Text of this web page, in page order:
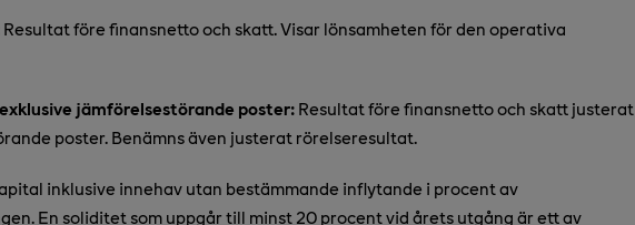
Resultat före finansnetto och skatt. Visar lönsamheten för den operativa
jämförelsestörande poster: Resultat före finansnetto och skatt justerat
poster. Benämns även justerat rörelseresultat.
inklusive innehav utan bestämmande inflytande i procent av
En soliditet som uppgår till minst 20 procent vid årets utgång är ett av